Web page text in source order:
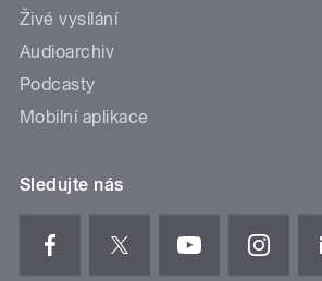
Živé vysílání
Audioarchiv
Podcasty
Mobilní aplikace
Sledujte nás